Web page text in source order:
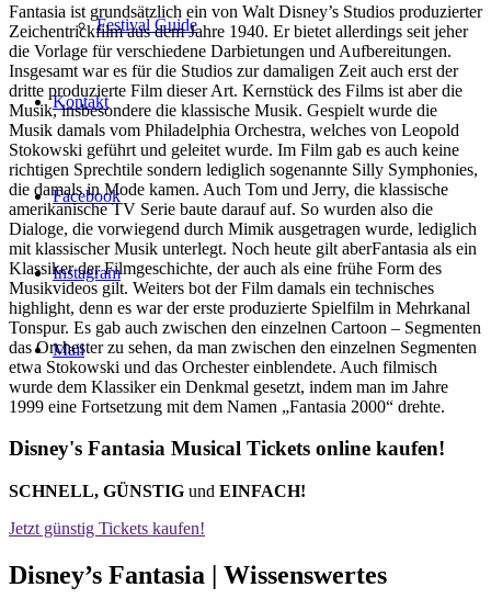
Festival Guide
Kontakt
Facebook
Instagram
Mail
Fantasia ist grundsätzlich ein von Walt Disney’s Studios produzierter
Zeichentrickfilm aus dem Jahre 1940. Er bietet allerdings seit jeher
die Vorlage für verschiedene Darbietungen und Aufbereitungen.
Insgesamt war es für die Studios zur damaligen Zeit auch erst der
dritte produzierte Film dieser Art. Kernstück des Films ist aber die
Musik, insbesondere die klassische Musik. Gespielt wurde die
Musik damals vom Philadelphia Orchestra, welches von Leopold
Stokowski geführt und geleitet wurde. Im Film gab es auch keine
richtigen Sprechtile sondern lediglich sogenannte Silly Symphonies,
die damals in Mode kamen. Auch Tom und Jerry, die klassische
amerikanische TV Serie baute darauf auf. So wurden also die
Dialoge, die vorwiegend durch Mimik ausgetragen wurde, lediglich
mit klassischer Musik unterlegt. Noch heute gilt aberFantasia als ein
Klassiker der Filmgeschichte, der auch als eine frühe Form des
Musikvideos gilt. Weiters bot der Film damals ein technisches
highlight, denn es war der erste produzierte Spielfilm in Mehrkanal
Tonspur. Es gab auch zwischen den einzelnen Cartoon – Segmenten
das Orchester zu sehen, da man zwischen den einzelnen Segmenten
etwa Stokowski und das Orchester einblendete. Auch filmisch
wurde dem Klassiker ein Denkmal gesetzt, indem man im Jahre
1999 eine Fortsetzung mit dem Namen „Fantasia 2000“ drehte.
Disney's Fantasia Musical Tickets online kaufen!
SCHNELL, GÜNSTIG und EINFACH!
Jetzt günstig Tickets kaufen!
Disney’s Fantasia | Wissenswertes